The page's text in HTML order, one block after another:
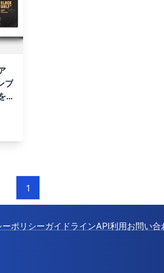
プ
1
ポリシーガイドラインAPI利用お問い合